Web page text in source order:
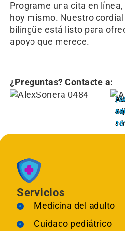
Servicios
Medicina del adulto
Cuidado pediátrico
Programe una cita en
hoy mismo. Nuestro
bilingüe está listo para
apoyo que merece.
¿Preguntas? Contacte a: